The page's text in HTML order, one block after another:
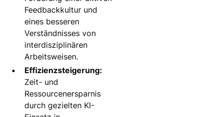
Feedbackkultur und
eines besseren
Verständnisses von
interdisziplinären
Arbeitsweisen.
Effizienzsteigerung:
Zeit- und
Ressourcenersparnis
durch gezielten KI-